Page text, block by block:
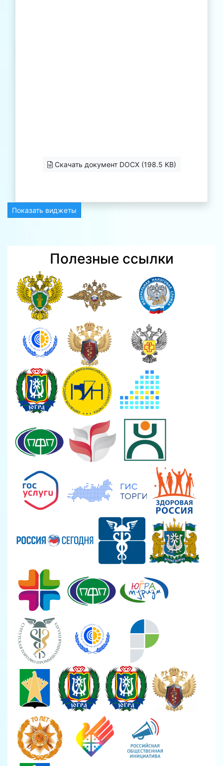
Скачать документ DOCX (198.5 KB)
Показать виджеты
Полезные ссылки